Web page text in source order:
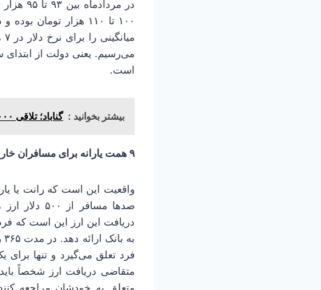
۱۰۰ تا ۱۱۰ هزار
است.
بیشتر بخوانید : گناباد؛ تلاقی ۵۰۰۰ سال تمدن و معماری کویری هوشمند
۹ همت یارانه برای مسافران خارجی؟
واقعیت این است که رانت یا
صدها
دریافت این ارز این است که
فرد تعلق می‌گیرد و تنها
متقاضی دریافت ارز شخصاً
متعلق به خودشان مراجعه